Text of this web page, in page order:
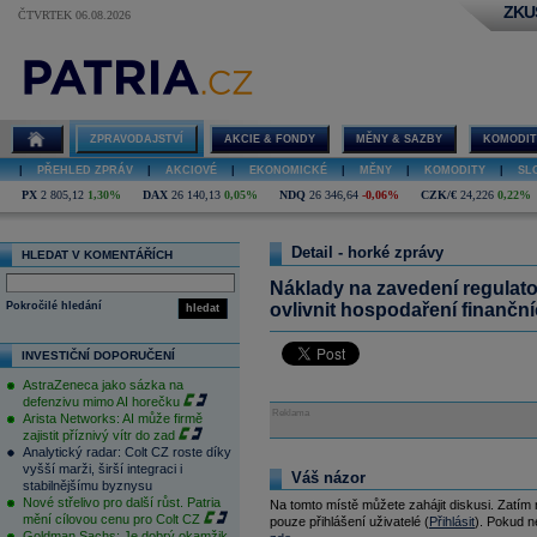
ČTVRTEK 06.08.2026
ZPRAVODAJSTVÍ AKCIE & FONDY MĚNY & SAZBY
PŘEHLED ZPRÁV AKCIOVÉ EKONOMICKÉ MĚNY KOMODITY
PX 2 805,12 1,30% DAX 26 140,13 0,05% NDQ 26 346,64 -0,06% CZK/€ 24,226 0,22%
HLEDAT V KOMENTÁŘÍCH
hledat
Pokročilé hledání
INVESTIČNÍ DOPORUČENÍ
AstraZeneca jako sázka na
defenzivu mimo AI horečku
Arista Networks: AI může firmě
zajistit příznivý vítr do zad
Analytický radar: Colt CZ roste díky
vyšší marži, širší integraci i
stabilnějšímu byznysu
Nové střelivo pro další růst. Patria
mění cílovou cenu pro Colt CZ
Detail - horké zprávy
Náklady na zavedení
ovlivnit hospodaření
Reklama
Váš názor
Na tomto místě můžete zahájit diskusi.
pouze přihlášení uživatelé (Přihlásit). Pokud